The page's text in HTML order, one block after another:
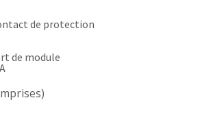
de protection
de module